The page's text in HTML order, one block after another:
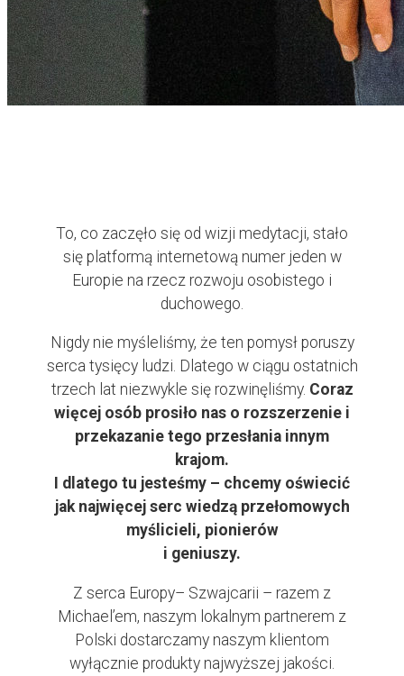
To, co zaczęło się od wizji medytacji, stało
się platformą internetową numer jeden w
Europie na rzecz rozwoju osobistego i
duchowego.
Nigdy nie myśleliśmy, że ten pomysł poruszy
serca tysięcy ludzi. Dlatego w ciągu ostatnich
trzech lat niezwykle się rozwinęliśmy. Coraz
więcej osób prosiło nas o rozszerzenie i
przekazanie tego przesłania innym
krajom.
I dlatego tu jesteśmy – chcemy oświecić
jak najwięcej serc wiedzą przełomowych
myślicieli, pionierów
i geniuszy.
Z serca Europy– Szwajcarii – razem z
Michael’em, naszym lokalnym partnerem z
Polski dostarczamy naszym klientom
wyłącznie produkty najwyższej jakości.